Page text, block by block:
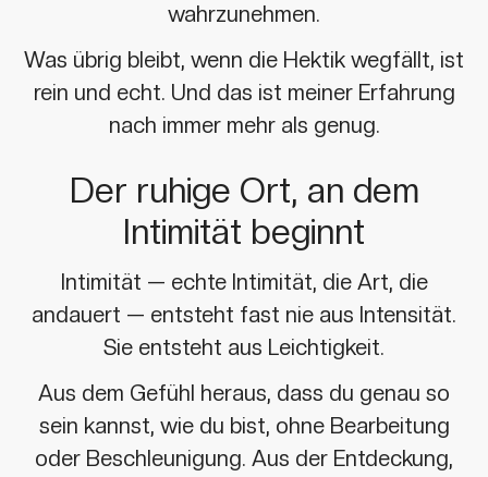
wahrzunehmen.
Was übrig bleibt, wenn die Hektik wegfällt, ist
rein und echt. Und das ist meiner Erfahrung
nach immer mehr als genug.
Der ruhige Ort, an dem
Intimität beginnt
Intimität — echte Intimität, die Art, die
andauert — entsteht fast nie aus Intensität.
Sie entsteht aus Leichtigkeit.
Aus dem Gefühl heraus, dass du genau so
sein kannst, wie du bist, ohne Bearbeitung
oder Beschleunigung. Aus der Entdeckung,